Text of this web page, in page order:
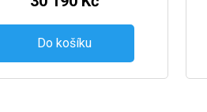
Do košíku